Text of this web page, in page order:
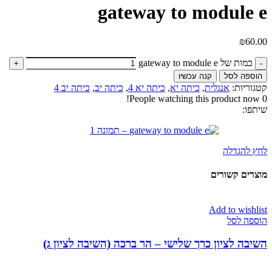
gateway to module e
₪60.00
כמות של gateway to module e
הוספה לסל קנה עכשיו
קטגוריות: אנגלית, כיתה יא, כיתה יא 4 , כיתה יב, כיתה יב 4
0
People watching this product now!
שיתפו:
לחץ להגדלה
מוצרים קשורים
Add to wishlist
הוספה לסל
השיבה לציון כרך שלישי – הר ברכה (השיבה לציון ג)